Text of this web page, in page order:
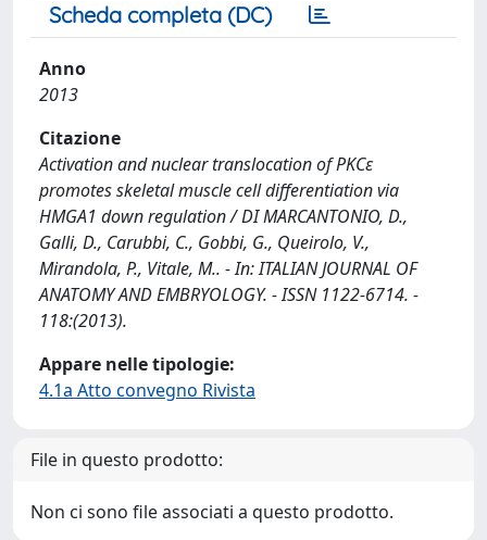
Scheda completa (DC)
Anno
2013
Citazione
Activation and nuclear translocation of PKCε
promotes skeletal muscle cell differentiation via
HMGA1 down regulation / DI MARCANTONIO, D.,
Galli, D., Carubbi, C., Gobbi, G., Queirolo, V.,
Mirandola, P., Vitale, M.. - In: ITALIAN JOURNAL OF
ANATOMY AND EMBRYOLOGY. - ISSN 1122-6714. -
118:(2013).
Appare nelle tipologie:
4.1a Atto convegno Rivista
File in questo prodotto:
Non ci sono file associati a questo prodotto.